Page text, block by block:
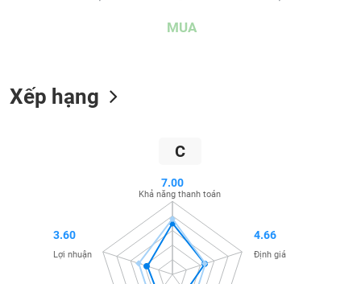
MUA
Xếp hạng
C
7.00
Khả năng thanh toán
4.66
Định giá
3.60
Lợi nhuận